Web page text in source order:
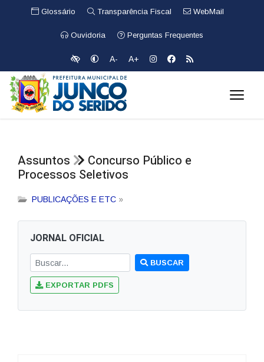
Glossário Transparência Fiscal WebMail
Ouvidoria Perguntas Frequentes
A- A+
Assuntos
Concurso Público e
Processos Seletivos
PUBLICAÇÕES E ETC »
JORNAL OFICIAL
BUSCAR
EXPORTAR PDFS